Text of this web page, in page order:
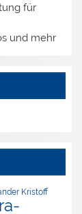
für
und mehr
Kristoff